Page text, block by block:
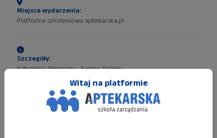
Miejsce wydarzenia:
Platforma szkoleniowa aptekarska.pl
Szczegóły:
Kategoria: Webinary Forma: Online
Witaj na platformie